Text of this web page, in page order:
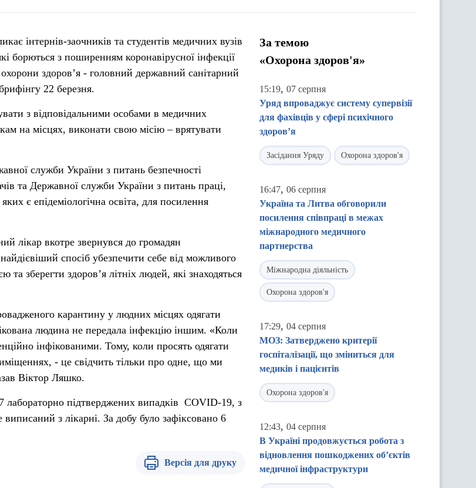
інтернів-заочників та студентів медичних вузів
борються з поширенням коронавірусної інфекції
здоров’я - головний державний санітарний
22 березня.
з відповідальними особами в медичних
на місцях, виконати свою місію – врятувати
служби України з питань безпечності
та Державної служби України з питань праці,
є епідеміологічна освіта, для посилення
лікар вкотре звернувся до громадян
спосіб убезпечити себе від можливого
зберегти здоров’я літніх людей, які знаходяться
карантину у людних місцях одягати
людина не передала інфекцію іншим. «Коли
інфікованими. Тому, коли просять одягати
- це свідчить тільки про одне, що ми
Віктор Ляшко.
лабораторно підтверджених випадків COVID-19, з
з лікарні. За добу було зафіксовано 6
Версія для друку
За темою
«Охорона здоров'я»
15:19, 07 серпня
Уряд впроваджує систему супервізії
для фахівців у сфері психічного
здоров’я
Засідання Уряду Охорона здоров'я
16:47, 06 серпня
Україна та Литва обговорили
посилення співпраці в межах
міжнародного медичного
партнерства
Міжнародна діяльність
Охорона здоров'я
17:29, 04 серпня
МОЗ: Затверджено критерії
госпіталізації, що зміниться для
медиків і пацієнтів
Охорона здоров'я
12:43, 04 серпня
В Україні продовжується робота з
відновлення пошкоджених об’єктів
медичної інфраструктури